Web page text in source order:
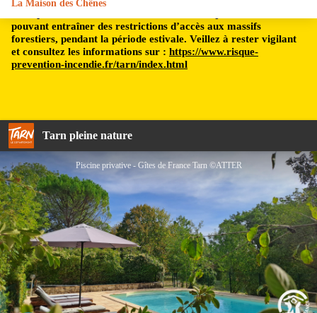
pouvant entraîner des restrictions d’accès aux massifs
forestiers, pendant la période estivale. Veillez à rester vigilant
et consultez les informations sur : https://www.risque-
prevention-incendie.fr/tarn/index.html
Tarn pleine nature
La Maison des Chênes
Piscine privative - Gîtes de France Tarn ©ATTER